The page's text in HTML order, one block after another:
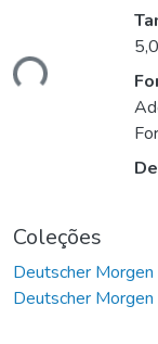
Coleções
Deutscher Morgen
Deutscher Morgen